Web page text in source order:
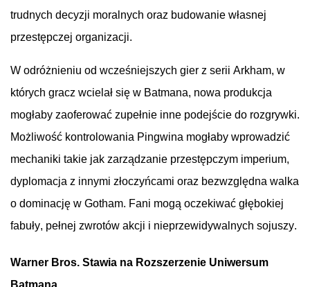
trudnych decyzji moralnych oraz budowanie własnej
przestępczej organizacji.
W odróżnieniu od wcześniejszych gier z serii Arkham, w
których gracz wcielał się w Batmana, nowa produkcja
mogłaby zaoferować zupełnie inne podejście do rozgrywki.
Możliwość kontrolowania Pingwina mogłaby wprowadzić
mechaniki takie jak zarządzanie przestępczym imperium,
dyplomacja z innymi złoczyńcami oraz bezwzględna walka
o dominację w Gotham. Fani mogą oczekiwać głębokiej
fabuły, pełnej zwrotów akcji i nieprzewidywalnych sojuszy.
Warner Bros. Stawia na Rozszerzenie Uniwersum
Batmana